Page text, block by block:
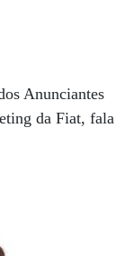
Anunciantes
da Fiat, fala